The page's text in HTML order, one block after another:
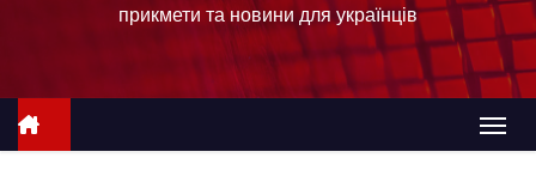
е
прикмети та новини для українців